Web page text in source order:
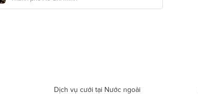
Dịch vụ cưới tại Nước ngoài